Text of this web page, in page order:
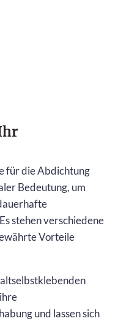
für die Abdichtung
Bedeutung, um
stehen verschiedene
Vorteile
und lassen sich